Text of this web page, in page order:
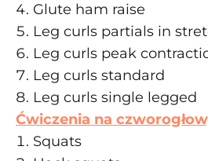
Glute ham raise
Leg curls partials in
Leg curls peak
Leg curls standard
Leg curls single legged
Ćwiczenia na
Squats